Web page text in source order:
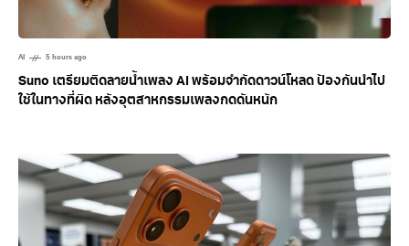
AI 5 hours ago
Suno เตรียมติดลายน้ำเพลง AI พร้อมจำกัดดาวน์โหลด ป้องกันนำไป
ใช้ในทางที่ผิด หลังอุตสาหกรรมเพลงกดดันหนัก